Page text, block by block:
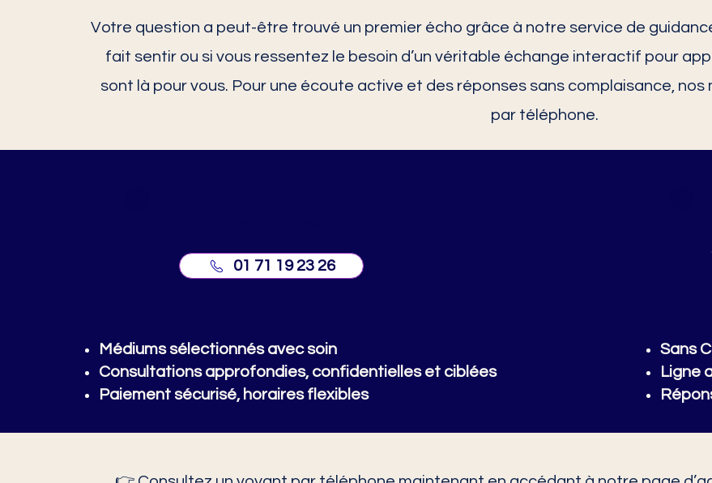
Votre question a peut-être trouvé un premier écho grâce à notre service de
fait sentir ou si vous ressentez le besoin d’un véritable échange interactif pour
sont là pour vous. Pour une écoute active et des réponses sans complaisance,
par téléphone.
01 71 19 23 26
Médiums sélectionnés avec soin
Consultations approfondies, confidentielles et ciblées
Paiement sécurisé, horaires flexibles
Sans
Ligne